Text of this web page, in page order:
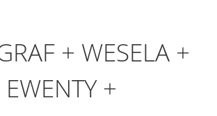
+ WESELA +
EWENTY +